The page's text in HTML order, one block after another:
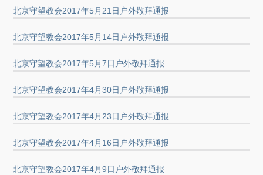
北京守望教会2017年5月21日户外敬拜通报
北京守望教会2017年5月14日户外敬拜通报
北京守望教会2017年5月7日户外敬拜通报
北京守望教会2017年4月30日户外敬拜通报
北京守望教会2017年4月23日户外敬拜通报
北京守望教会2017年4月16日户外敬拜通报
北京守望教会2017年4月9日户外敬拜通报